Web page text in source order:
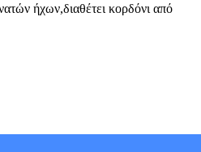
ήχων,διαθέτει κορδόνι από